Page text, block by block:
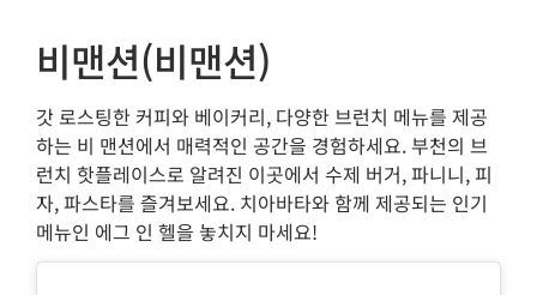
비맨션(비맨션)
갓 로스팅한 커피와 베이커리, 다양한 브런치 메뉴를 제공
하는 비 맨션에서 매력적인 공간을 경험하세요. 부천의 브
런치 핫플레이스로 알려진 이곳에서 수제 버거, 파니니, 피
자, 파스타를 즐겨보세요. 치아바타와 함께 제공되는 인기
메뉴인 에그 인 헬을 놓치지 마세요!